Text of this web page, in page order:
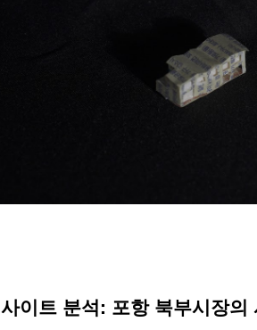
사이트 분석: 포항 북부시장의